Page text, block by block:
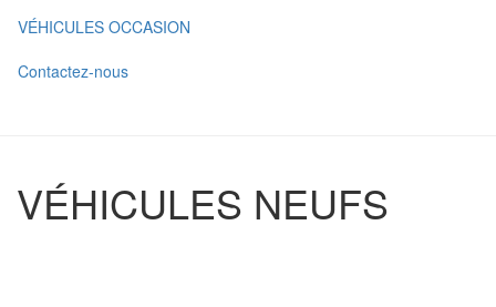
VÉHICULES OCCASION
Contactez-nous
VÉHICULES NEUFS